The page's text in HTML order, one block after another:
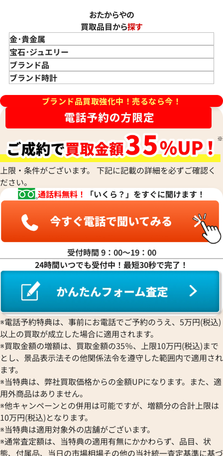
おたからやの
買取品目から探す
金･貴金属
金 買取
金のインゴット 買取
金のアクセサリー 買取
金のネックレス 買取
金のブレスレット 買取
金のブローチ 買取
金のペンダントトップ 買取
金の仏像 買取
金杯 買取
金歯 買取
金貨･銀貨 買取
イエローゴールド 買取
ピンクゴールド 買取
ホワイトゴールド 買取
金コンビ 買取
プラチナ 買取
プラチナインゴット 買取
Pt1000 買取
Pt950 買取
Pt900 買取
Pt850 買取
Pt&Pm 買取
銀･シルバー 買取
パラジウム 買取
宝石･ジュエリー
宝石･ジュエリー買取
ダイヤモンド 買取
ルビー 買取
サファイア 買取
オパール 買取
トルマリン 買取
翡翠 買取
パライバトルマリン 買取
パール 買取
ブランド品
バッグ･小物 買取
シャネル買取
ルイ･ヴィトン 買取
カルティエ 買取
ティファニー 買取
ブルガリ 買取
ハリー･ウィンストン 買取
ヴァンクリーフ&
アーペル 買取
ブシュロン 買取
ミキモト 買取
ショーメ 買取
買取可能な商品をもっと見る
ブランド時計
ロレックス 買取
フィリップ 買取
オーデマピゲ 買取
カルティエ 買取
エルメス 買取
シャネル 買取
オメガ 買取
ブレゲ 買取
リシャール・ミル
買取
ブライトリング
買取
ヴァシュロン・コンスタンタン 買取
A. ランゲ&
パネライ 買取
ブルガリ 買取
フランク ミュラー 買取
IWC 買取
買取可能な商品をもっと見る
ブランド品買取強化中！売るなら今！
上限・条件がございます。 下記に記載の詳細を必ずご確認く
ださい。
通話料無料！
「いくら？」をすぐに聞けます！
受付時間 9：00〜19：00
24時間いつでも受付中！最短30秒で完了！
※電話予約特典は、事前にお電話でご予約のうえ、5万円(税込)
以上の買取が成立した場合に適用されます。
※買取金額の増額は、買取金額の35％、上限10万円(税込)まで
とし、景品表示法その他関係法令を遵守した範囲内で適用され
ます。
※当特典は、弊社買取価格からの金額UPになります。また、適
用外商品はありません。
※他キャンペーンとの併用は可能ですが、増額分の合計上限は
10万円(税込)となります。
※当特典は適用対象外の店舗がございます。
※通常査定額は、当特典の適用有無にかかわらず、品目、状
態、付属品、当日の市場相場その他の当社統一査定基準に基づ